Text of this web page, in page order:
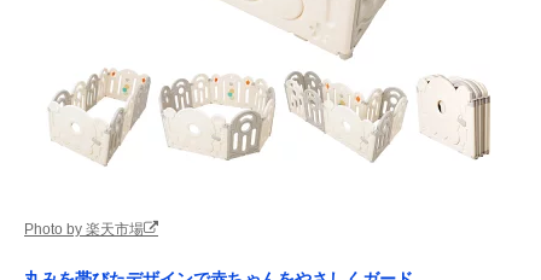
Photo by 楽天市場